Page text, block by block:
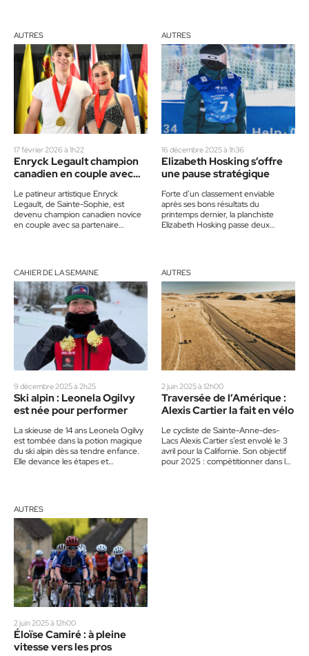
AUTRES
17 février 2026 à 1h22
Enryck Legault champion
canadien en couple avec
Le patineur artistique Enryck
Legault, de Sainte-Sophie, est
devenu champion canadien novice
en couple avec sa partenaire
AUTRES
16 décembre 2025 à 1h36
Elizabeth Hosking s’offre
une pause stratégique
Forte d’un classement enviable
après ses bons résultats du
printemps dernier, la planchiste
Elizabeth Hosking passe deux
CAHIER DE LA SEMAINE
9 décembre 2025 à 2h25
Ski alpin : Leonela Ogilvy
est née pour performer
La skieuse de 14 ans Leonela Ogilvy
est tombée dans la potion magique
du ski alpin dès sa tendre enfance.
Elle devance les étapes et…
AUTRES
2 juin 2025 à 12h00
Traversée de l’Amérique :
Alexis Cartier la fait en vélo
Le cycliste de Sainte-Anne-des-
Lacs Alexis Cartier s’est envolé le 3
avril pour la Californie. Son objectif
pour 2025 : compétitionner dans les
AUTRES
2 juin 2025 à 12h00
Éloïse Camiré : à pleine
vitesse vers les pros